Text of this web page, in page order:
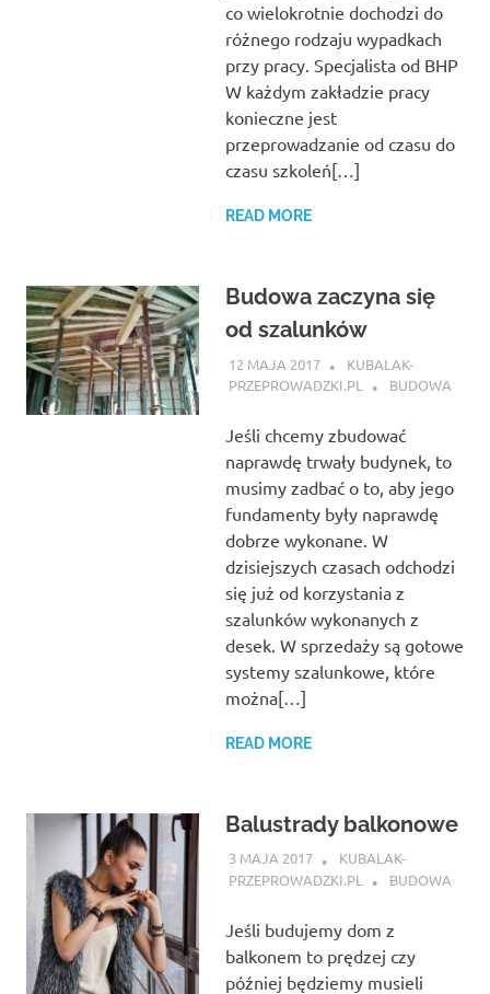
co wielokrotnie dochodzi do
różnego rodzaju wypadkach
przy pracy. Specjalista od BHP
W każdym zakładzie pracy
konieczne jest
przeprowadzanie od czasu do
czasu szkoleń[…]
READ MORE
Budowa zaczyna się
od szalunków
12 MAJA 2017
KUBALAK-
PRZEPROWADZKI.PL
BUDOWA
Jeśli chcemy zbudować
naprawdę trwały budynek, to
musimy zadbać o to, aby jego
fundamenty były naprawdę
dobrze wykonane. W
dzisiejszych czasach odchodzi
się już od korzystania z
szalunków wykonanych z
desek. W sprzedaży są gotowe
systemy szalunkowe, które
można[…]
READ MORE
Balustrady balkonowe
3 MAJA 2017
KUBALAK-
PRZEPROWADZKI.PL
BUDOWA
Jeśli budujemy dom z
balkonem to prędzej czy
później będziemy musieli